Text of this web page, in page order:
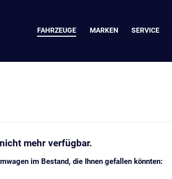
FAHRZEUGE MARKEN SERVICE
mehr verfügbar.
im Bestand, die Ihnen gefallen könnten: